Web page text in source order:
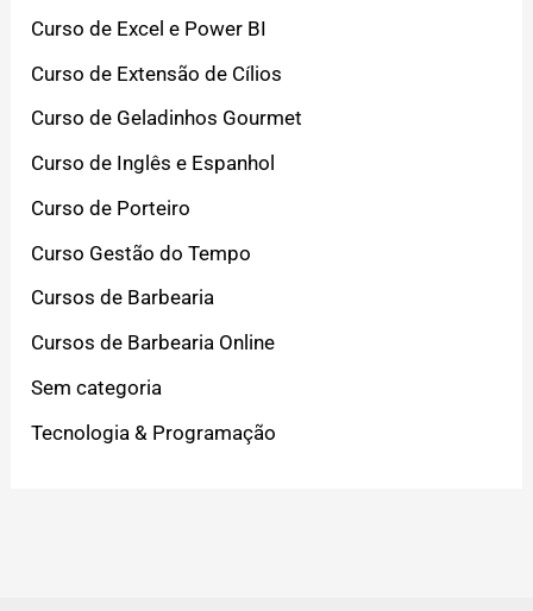
Curso de Excel e Power BI
Curso de Extensão de Cílios
Curso de Geladinhos Gourmet
Curso de Inglês e Espanhol
Curso de Porteiro
Curso Gestão do Tempo
Cursos de Barbearia
Cursos de Barbearia Online
Sem categoria
Tecnologia & Programação